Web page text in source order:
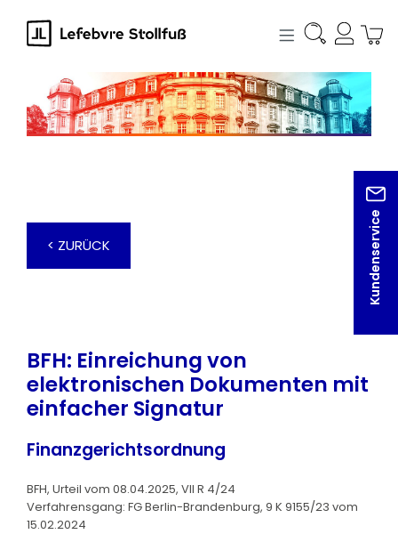
springen
Kundenservice
< ZURÜCK
BFH: Einreichung von
elektronischen Dokumenten mit
einfacher Signatur
Finanzgerichtsordnung
BFH, Urteil vom 08.04.2025, VII R 4/24
Verfahrensgang: FG Berlin-Brandenburg, 9 K 9155/23 vom
15.02.2024